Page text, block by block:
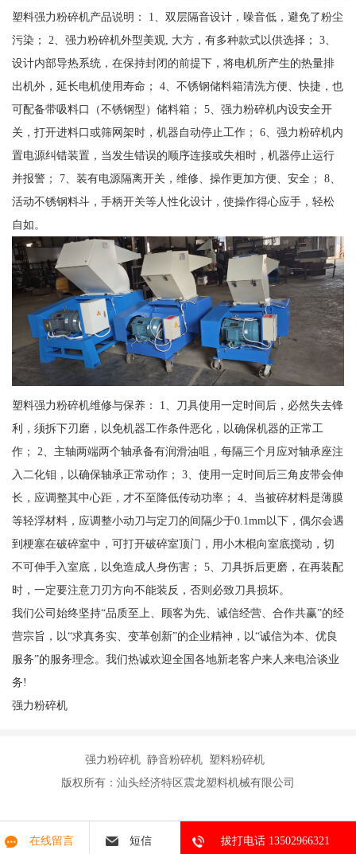
塑料强力粉碎机产品说明： 1、双层隔音设计，噪音低，避免了粉尘
污染； 2、强力粉碎机外型美观, 大方，有多种款式以供选择； 3、
设计内部导热系统，在保持封闭的前提下，将电机所产生的热量排
出机外，延长电机使用寿命； 4、不锈钢储料箱清洗方便、快捷，也
可配备带吸料口（不锈钢型）储料箱； 5、强力粉碎机内设安全开
关，打开进料口或筛网架时，机器自动停止工作； 6、强力粉碎机内
置电源纠错装置，当发生错误的顺序连接或失相时，机器停止运行
并报警； 7、装有电源隔离开关，维修、操作更加方便、安全； 8、
活动不锈钢料斗，手柄开关等人性化设计，使操作得心应手，轻松
自如。
塑料强力粉碎机维修与保养： 1、刀具使用一定时间后，必然失去锋
利，须拆下刃磨，以免机器工作条件恶化，以确保机器的正常工
作； 2、主轴两端两个轴承备有润滑油咀，每隔三个月应对轴承座注
入二化钼，以确保轴承正常动作； 3、使用一定时间后三角皮带会伸
长，应调整其中心距，才不至降低传动功率； 4、当被碎材料是薄膜
等轻浮材料，应调整小动刀与定刀的间隔少于0.1mm以下，偶尔会遇
到梗塞在破碎室中，可打开破碎室顶门，用小木棍向室底搅动，切
不可伸手入室底，以免造成人身伤害； 5、刀具拆后更磨，在再装配
时，一定要注意刀刃方向不能装反，否则必致刀具损坏。
我们公司始终坚持“品质至上、顾客为先、诚信经营、合作共赢”的经
营宗旨，以“求真务实、变革创新”的企业精神，以“诚信为本、优良
服务”的服务理念。我们热诚欢迎全国各地新老客户来人来电洽谈业
务!
强力粉碎机
强力粉碎机 静音粉碎机 塑料粉碎机
版权所有：汕头经济特区震龙塑料机械有限公司
在线留言 短信 拔打电话 13502966321